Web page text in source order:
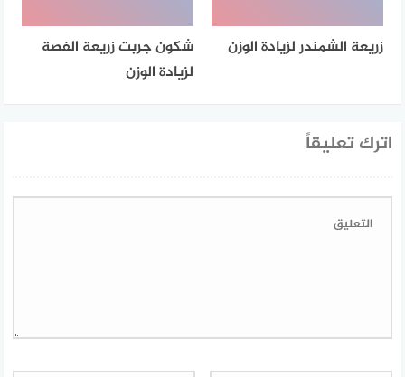
زريعة الشمندر لزيادة الوزن
شكون جربت زريعة الفصة
لزيادة الوزن
اترك تعليقاً